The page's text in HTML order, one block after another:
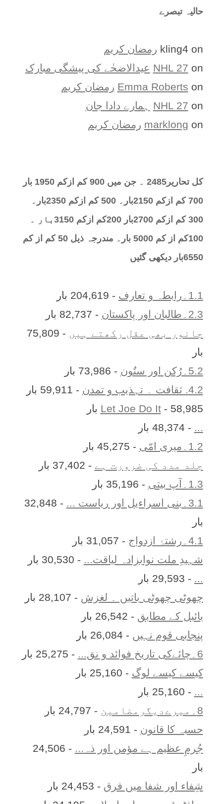
حالیہ تبصرے
kling4 on
رمضان کریم
NHL 27 on
عیدالاضحٰے کی پیشگی مبارک
Emma Roberts on
رمضان کریم
NHL 27 on
ہمارے دادا جان
marklong on رمضان کریم
کل تحارير2485 ۔ جن میں 900 کم ازکم 1950 بار
700 کم ازکم 2150بار۔ 500 کم ازکم 2350بار۔
300 کم ازکم 2700بار 200کم ازکم 3150بار ۔
100کم از کم 5000 بار۔ مندرجہ ذیل 50 کم از کم
6550بار دیکھی گئیں
1.1۔رابطہ و تعارف
- 204,619 بار
2.3۔طالبان اور پاکستان
- 82,737 بار
جانور بھی عقل رکھتے ہیں
- 75,809
بار
5.2۔رُکن اور ستُون
- 73,986 بار
4.2. ثقافت ۔ تہذیب و تمدن
- 59,911 بار
Let Joe Do It- 58,985 بار
... - 48,374 بار
1.2۔میری امّی
- 45,275 بار
جلد مدد کی ضرورت ہے - 37,402 بار
1.3۔آپ بیتی
- 35,196 بار
3.1۔بنی اسراءیل اور ریاست ...
- 32,848
بار
4.1۔رشتۂ ازدواج
- 31,057 بار
شہیدِ ملت نوابزادہ لیاقت... - 30,530 بار
... - 29,593 بار
چھوٹی چھوٹی باتیں ۔ لغزش - 28,107 بار
بائبل کے مطابق - 26,542 بار
پنجابی قوم نہیں - 26,084 بار
6۔چائےکی تاریخ فوائد و نق...
- 25,275 بار
کیسے کیسے لوگ - 25,160 بار
... - 25,160 بار
8۔میرےدیگرمضامین
- 24,797 بار
حسبہ کا قانون - 24,591 بار
جُرمِ عظیم ہے مؤمن اور ذہ...
- 24,506
بار
شِفاء اور شفا میں فرق - 24,453 بار